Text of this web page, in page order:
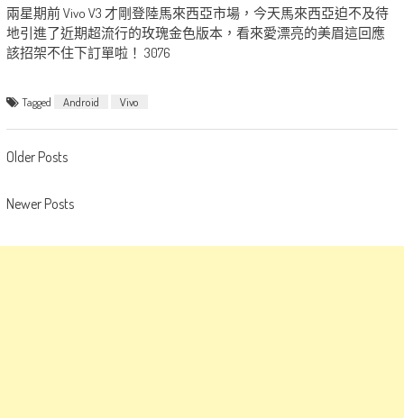
兩星期前 Vivo V3 才剛登陸馬來西亞市場，今天馬來西亞迫不及待
地引進了近期超流行的玫瑰金色版本，看來愛漂亮的美眉這回應
該招架不住下訂單啦！ 3076
Tagged Android Vivo
Posts
navigation
Older Posts
Newer Posts